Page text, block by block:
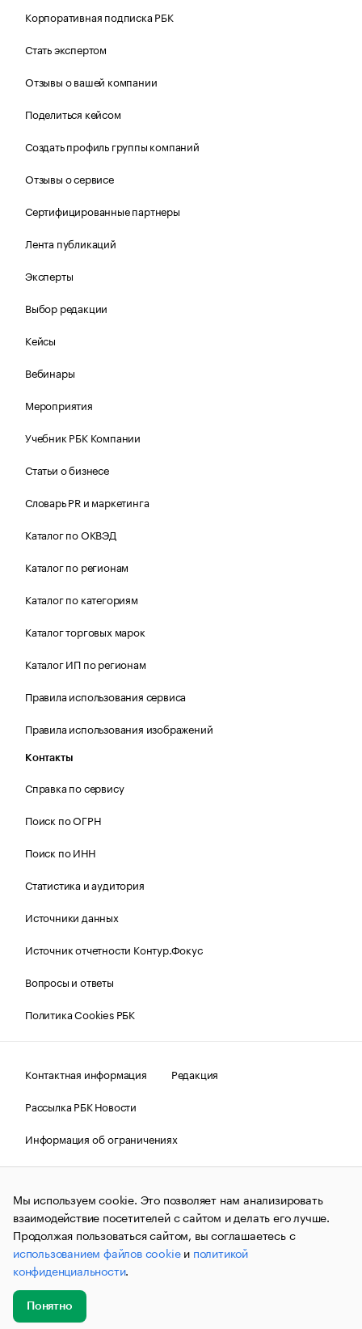
Корпоративная подписка РБК
Стать экспертом
Отзывы о вашей компании
Поделиться кейсом
Создать профиль группы компаний
Отзывы о сервисе
Сертифицированные партнеры
Лента публикаций
Эксперты
Выбор редакции
Кейсы
Вебинары
Мероприятия
Учебник РБК Компании
Статьи о бизнесе
Словарь PR и маркетинга
Каталог по ОКВЭД
Каталог по регионам
Каталог по категориям
Каталог торговых марок
Каталог ИП по регионам
Правила использования сервиса
Правила использования изображений
Контакты
Справка по сервису
Поиск по ОГРН
Поиск по ИНН
Статистика и аудитория
Источники данных
Источник отчетности Контур.Фокус
Вопросы и ответы
Политика Cookies РБК
Контактная информация
Редакция
Рассылка РБК Новости
Информация об ограничениях
Правовая информация
О соблюдении авторских прав
© АО «РОСБИЗНЕСКОНСАЛТИНГ»,1995–2026.Сообщения
и материалы информационного агентства «РБК»
(зарегистрировано Федеральной службой по надзору в сфере
связи, информационных технологий и массовых
коммуникаций (Роскомнадзор) 09.12.2015 за номером ИА
№ФС77-63848) сопровождаются пометкой «РБК». Отдельные
публикации могут содержать информацию,
не предназначенную для пользователей
до 18 лет.
Мы используем cookie. Это позволяет нам анализировать
взаимодействие посетителей с сайтом и делать его лучше.
Продолжая пользоваться сайтом, вы соглашаетесь с
использованием файлов cookieи политикой
конфиденциальности.
Понятно